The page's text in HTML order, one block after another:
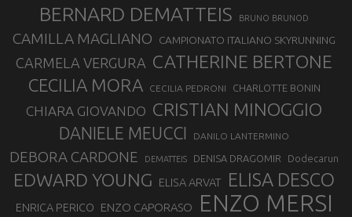
BERNARD DEMATTEIS BRUNO BRUNOD
CAMILLA MAGLIANO CAMPIONATO ITALIANO SKYRUNNING
CARMELA VERGURA CATHERINE BERTONE
CECILIA MORA CECILIA PEDRONI CHARLOTTE BONIN
CHIARA GIOVANDO CRISTIAN MINOGGIO
DANIELE MEUCCI DANILO LANTERMINO
DEBORA CARDONE DEMATTEIS DENISA DRAGOMIR Dodecarun
EDWARD YOUNG ELISA ARVAT ELISA DESCO
ENRICA PERICO ENZO CAPORASO ENZO MERSI